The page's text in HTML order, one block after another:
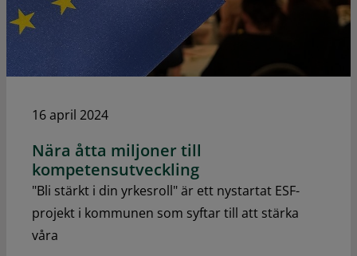
16 april 2024
Nära åtta miljoner till
kompetensutveckling
"Bli stärkt i din yrkesroll" är ett nystartat ESF-
projekt i kommunen som syftar till att stärka
våra